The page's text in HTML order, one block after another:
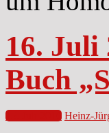
16. Juli
Buch
15. Juli 2016 Heinz-